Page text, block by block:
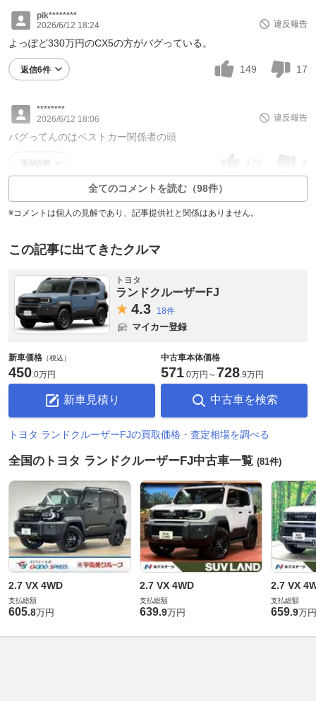
pik********
2026/6/12 18:24
違反報告
よっぽど330万円のCX5の方がバグっている。
返信6件 149 17
********
2026/6/12 18:06
違反報告
バグってんのはベストカー関係者の頭
返信0件 4
全てのコメントを読む（98件）
※コメントは個人の見解であり、記事提供社と関係はありません。
この記事に出てきたクルマ
トヨタ
ランドクルーザーFJ
4.3 18件
マイカー登録
新車価格 （税込）
450.0万円
新車見積り
中古車本体価格
571.0万円 ～728.9万円
中古車を検索
トヨタ ランドクルーザーFJの買取価格・査定相場を調べる
全国のトヨタ ランドクルーザーFJ中古車一覧 (81件)
2.7 VX 4WD
支払総額
605.8万円
2.7 VX 4WD
支払総額
639.9万円
2.7 VX
支払総額
659.9万円